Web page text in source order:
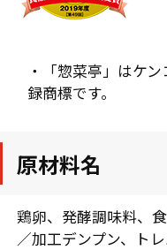
・「惣菜亭」はケ
録商標です。
原材料名
鶏卵、発酵調味料、
／加工デンプン、ト